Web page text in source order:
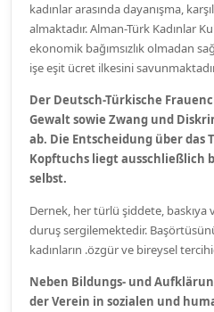
kadınlar arasında dayanışma,
almaktadır. Alman-Türk Kadınlar
ekonomik bağımsızlık olmadan
işe eşit ücret ilkesini
Der Deutsch-Türkische
Gewalt sowie Zwang und
ab. Die Entscheidung über das
Kopftuchs liegt ausschließlich
selbst.
Dernek, her türlü şiddete, baskıya
duruş sergilemektedir.
kadınların .özgür ve bireysel
Neben Bildungs- und
der Verein in sozialen und